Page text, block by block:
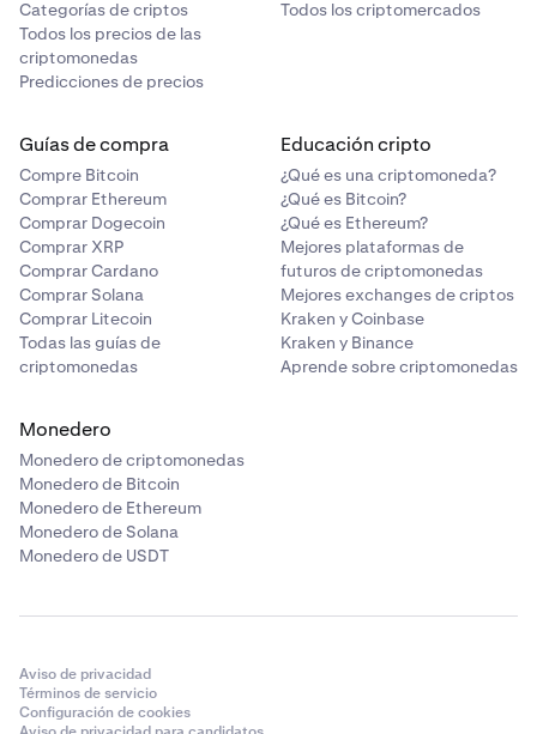
Categorías de criptos
Todos los precios de las
criptomonedas
Predicciones de precios
Todos los criptomercados
Guías de compra
Compre Bitcoin
Comprar Ethereum
Comprar Dogecoin
Comprar XRP
Comprar Cardano
Comprar Solana
Comprar Litecoin
Todas las guías de
criptomonedas
Educación cripto
¿Qué es una criptomoneda?
¿Qué es Bitcoin?
¿Qué es Ethereum?
Mejores plataformas de
futuros de criptomonedas
Mejores exchanges de criptos
Kraken y Coinbase
Kraken y Binance
Aprende sobre criptomonedas
Monedero
Monedero de criptomonedas
Monedero de Bitcoin
Monedero de Ethereum
Monedero de Solana
Monedero de USDT
Aviso de privacidad
Términos de servicio
Configuración de cookies